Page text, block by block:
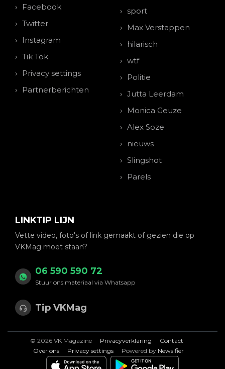
Facebook
Twitter
Instagram
Tik Tok
Privacy settings
Partnerberichten
sport
Max Verstappen
hilarisch
wtf
Politie
Jutta Leerdam
Monica Geuze
Alex Soze
nieuws
Slingshot
Parels
LINKTIP LIJN
Vette video, foto's of link gemaakt of gezien die op
VKMag moet staan?
06 590 590 72
Stuur ons materiaal via Whatsapp
Tip VKMag
© 2026 VK Magazine Privacyverklaring
Contact
Over ons
Privacy settings Powered by Newsifier